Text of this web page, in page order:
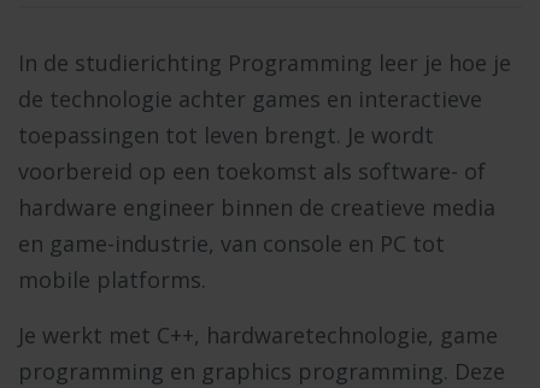
In de studierichting Programming leer je hoe je
de technologie achter games en interactieve
toepassingen tot leven brengt. Je wordt
voorbereid op een toekomst als software- of
hardware engineer binnen de creatieve media
en game-industrie, van console en PC tot
mobile platforms.
Je werkt met C++, hardwaretechnologie, game
programming en graphics programming. Deze